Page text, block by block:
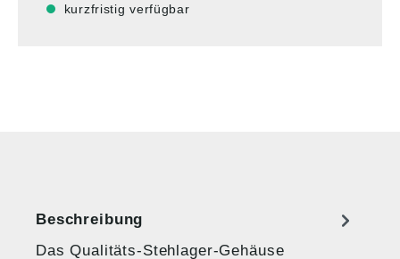
kurzfristig verfügbar
Beschreibung
Das Qualitäts-Stehlager-Gehäuse